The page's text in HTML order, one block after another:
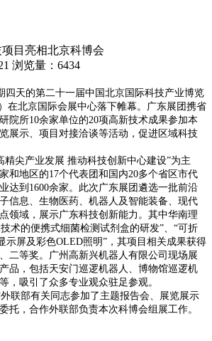
目亮相北京科博会
浏览量：6434
四天的第二十一届中国北京国际科技产业博览
在北京国际会展中心落下帷幕。广东展团携省
院所10余家单位的20项高新技术成果参加本
展示、项目对接洽谈等活动，促进区域科技
尖产业发展 推动科技创新中心建设”为主
和地区的17个代表团和国内20多个省区市代
达到1600余家。此次广东展团遴选一批前沿
信息、生物医药、机器人及智能装备、现代
领域，展示广东科技创新能力。其中华南理
术的便携式细菌检测试剂盒的研发”、“可折
示屏及彩色OLED照明”，其项目相关成果获得
二等奖。广州高新兴机器人有限公司现场展
品，包括天安门巡逻机器人、博物馆巡逻机
，吸引了众多专业观众驻足参观。
联部有关同志参加了主题报告会、展览展示
托，合作外联部负责本次科博会组展工作。